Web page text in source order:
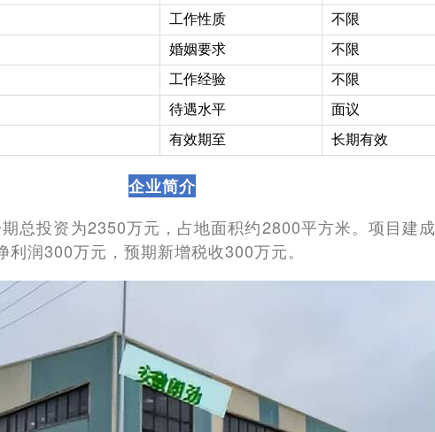
工作性质
不限
婚姻要求
不限
工作经验
不限
待遇水平
面议
有效期至
长期有效
企业简介
总投资为2350万元，占地面积约2800平方米。项目建
润300万元，预期新增税收300万元。